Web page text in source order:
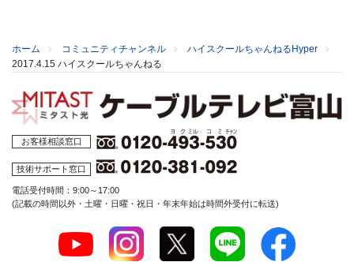
ホーム コミュニティチャンネル
ハイスクールちゃんねるHyper
2017.4.15 ハイスクールちゃんねる
お客様相談窓口
技術サポート窓口
電話受付時間：9:00～17:00
(記載の時間以外・土曜・日曜・祝日・年末年始は時間外受付に転送)